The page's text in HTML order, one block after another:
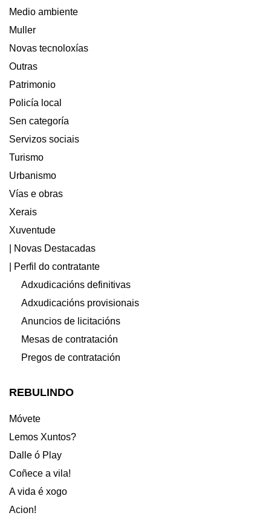
Medio ambiente
Muller
Novas tecnoloxías
Outras
Patrimonio
Policía local
Sen categoría
Servizos sociais
Turismo
Urbanismo
Vías e obras
Xerais
Xuventude
| Novas Destacadas
| Perfil do contratante
Adxudicacións definitivas
Adxudicacións provisionais
Anuncios de licitacións
Mesas de contratación
Pregos de contratación
REBULINDO
Móvete
Lemos Xuntos?
Dalle ó Play
Coñece a vila!
A vida é xogo
Acion!